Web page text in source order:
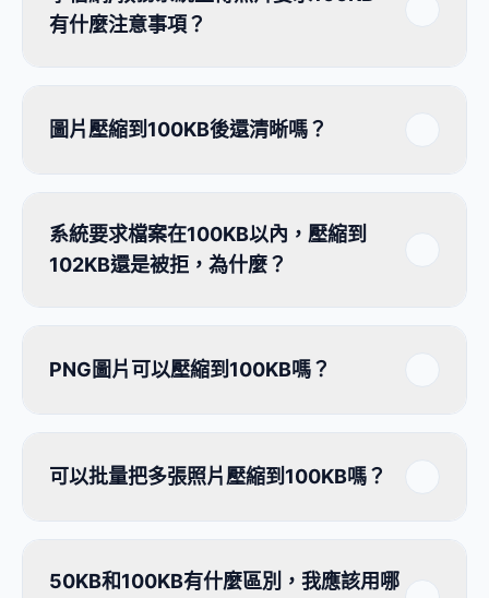
有什麼注意事項？
圖片壓縮到100KB後還清晰嗎？
系統要求檔案在100KB以內，壓縮到
102KB還是被拒，為什麼？
PNG圖片可以壓縮到100KB嗎？
可以批量把多張照片壓縮到100KB嗎？
50KB和100KB有什麼區別，我應該用哪